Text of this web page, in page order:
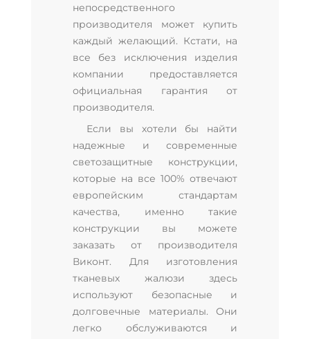
непосредственного
производителя может купить
каждый желающий. Кстати, на
все без исключения изделия
компании предоставляется
официальная гарантия от
производителя.
Если вы хотели бы найти
надежные и современные
светозащитные конструкции,
которые на все 100% отвечают
европейским стандартам
качества, именно такие
конструкции вы можете
заказать от производителя
Виконт. Для изготовления
тканевых жалюзи здесь
используют безопасные и
долговечные материалы. Они
легко обслуживаются и